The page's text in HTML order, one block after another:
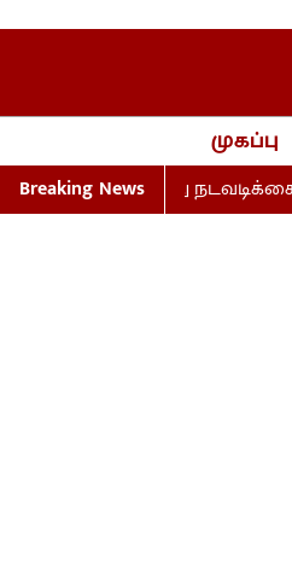
முகப்பு
Breaking Newsமீது நடவடிக்கை!